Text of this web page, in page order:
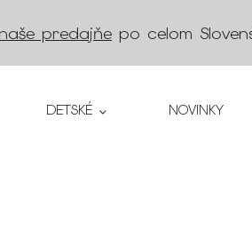
naše predajňe po celom
DETSKÉ NOVINKY